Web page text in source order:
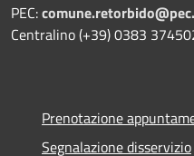
PEC:
Centralino (+39) 0383
Prenotazione
Segnalazione disservizio